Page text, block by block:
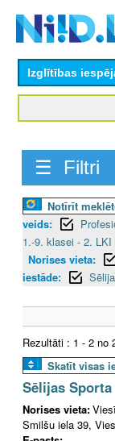
Izglītības
☰ Filtri
Notīrīt
veids:
1.-9. klasei - 2. LKI
Norises vieta:
iestāde:
Rezultāti : 1 - 2 no
Skatīt visas
Sēlijas
Norises vieta:
Smilšu iela 39,